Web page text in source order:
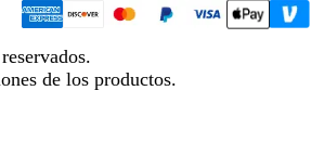
de los productos.